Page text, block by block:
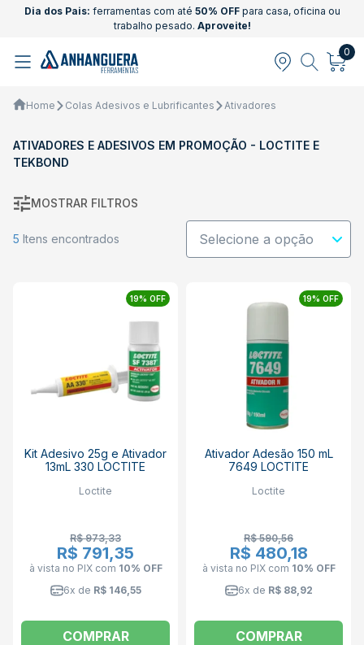
Dia dos Pais: ferramentas com até 50% OFFpara casa, oficina ou
trabalho pesado. Aproveite!
0
Home Colas Adesivos e Lubrificantes Ativadores
ATIVADORES E ADESIVOS EM PROMOÇÃO - LOCTITE E
TEKBOND
MOSTRAR FILTROS
5 Itens encontrados
19% OFF
Kit Adesivo 25g e Ativador
13mL 330 LOCTITE
Loctite
R$ 973,33
R$ 791,35
à vista no PIX com 10% OFF
6x de R$ 146,55
COMPRAR
19% OFF
Ativador Adesão 150 mL
7649 LOCTITE
Loctite
R$ 590,56
R$ 480,18
à vista no PIX com 10% OFF
6x de R$ 88,92
COMPRAR